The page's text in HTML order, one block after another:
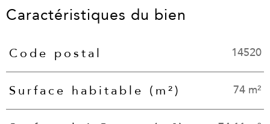
Caractéristiques du bien
Caractéristiques Valeurs
Code postal 14520
Surface habitable (m²) 74 m²